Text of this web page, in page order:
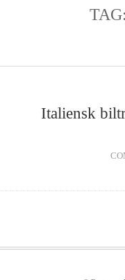
Italiensk